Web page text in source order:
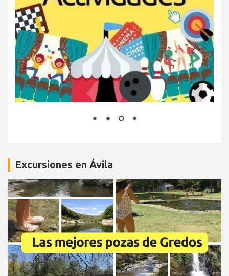
Excursiones en Ávila